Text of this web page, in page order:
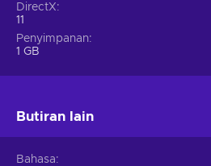
DirectX
11
Penyimpanan
1 GB
Butiran lain
Bahasa